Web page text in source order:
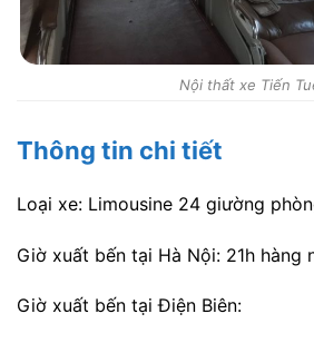
Nội thất xe Tiến
Thông tin chi tiết
Loại xe: Limousine 24 giường
Giờ xuất bến tại Hà Nội: 21h hàng
Giờ xuất bến tại Điện Biên: